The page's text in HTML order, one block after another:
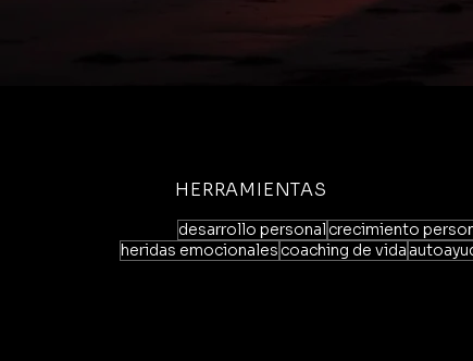
HERRAMIENTAS
desarrollo personal crecimiento
heridas emocionales coaching de vida